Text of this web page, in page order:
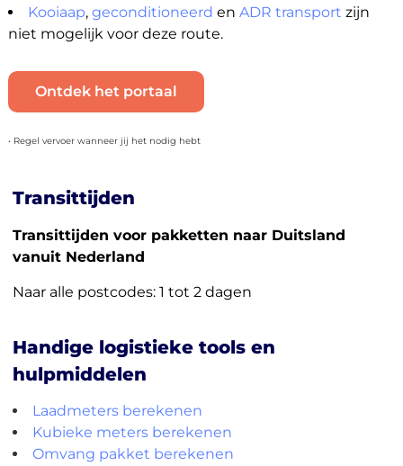
Kooiaap, geconditioneerd en ADR transport zijn
niet mogelijk voor deze route.
Ontdek het portaal
• Regel vervoer wanneer jij het nodig hebt
Transittijden
Transittijden voor pakketten naar Duitsland
vanuit Nederland
Naar alle postcodes: 1 tot 2 dagen
Handige logistieke tools en
hulpmiddelen
Laadmeters berekenen
Kubieke meters berekenen
Omvang pakket berekenen